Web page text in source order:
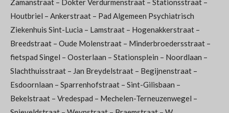
Zamanstraat – Dokter Verdurmenstraat – Stationsstraat –
Houtbriel – Ankerstraat – Pad Algemeen Psychiatrisch
Ziekenhuis Sint-Lucia – Lamstraat – Hogenakkerstraat –
Breedstraat – Oude Molenstraat – Minderbroedersstraat –
fietspad Singel – Oosterlaan – Stationsplein – Noordlaan –
Slachthuisstraat – Jan Breydelstraat – Begijnenstraat –
Esdoornlaan – Sparrenhofstraat – Sint-Gilisbaan –
Bekelstraat – Vredespad – Mechelen-Terneuzenwegel –